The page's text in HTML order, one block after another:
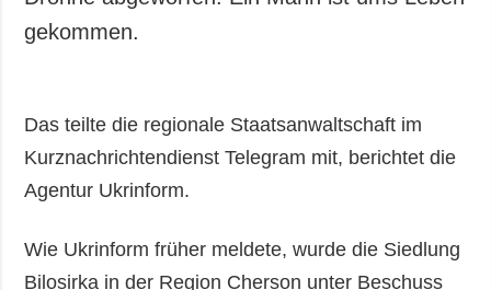
gekommen.
Das teilte die regionale Staatsanwaltschaft im
Kurznachrichtendienst Telegram mit, berichtet die
Agentur Ukrinform.
Wie Ukrinform früher meldete, wurde die Siedlung
Bilosirka in der Region Cherson unter Beschuss